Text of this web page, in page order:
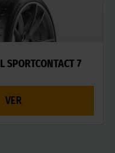
SPORTCONTACT 7
VER